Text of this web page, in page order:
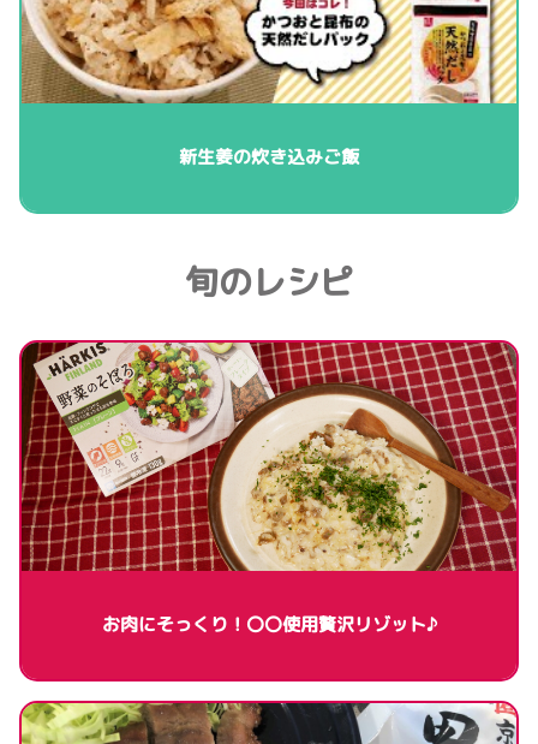
新生姜の炊き込みご飯
旬のレシピ
お肉にそっくり！〇〇使用贅沢リゾット♪